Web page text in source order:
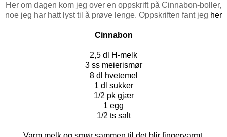
Her om dagen kom jeg over en oppskrift på Cinnabon-boller,
noe jeg har hatt lyst til å prøve lenge. Oppskriften fant jeg her
Cinnabon
2,5 dl H-melk
3 ss meierismør
8 dl hvetemel
1 dl sukker
1/2 pk gjær
1 egg
1/2 ts salt